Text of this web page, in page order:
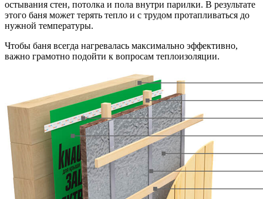
остывания стен, потолка и пола внутри парилки. В результате
этого баня может терять тепло и с трудом протапливаться до
нужной температуры.
Чтобы баня всегда нагревалась максимально эффективно,
важно грамотно подойти к вопросам теплоизоляции.